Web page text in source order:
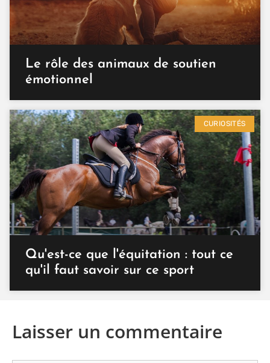
Le rôle des animaux de soutien
émotionnel
CURIOSITÉS
Qu'est-ce que l'équitation : tout ce
qu'il faut savoir sur ce sport
Laisser un commentaire